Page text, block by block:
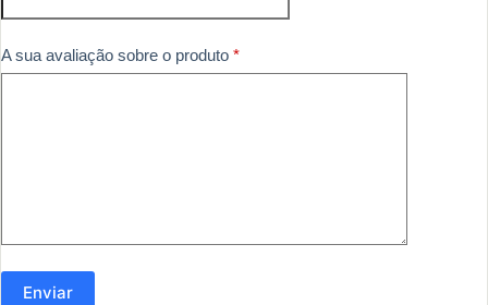
A sua avaliação sobre o produto *
Enviar